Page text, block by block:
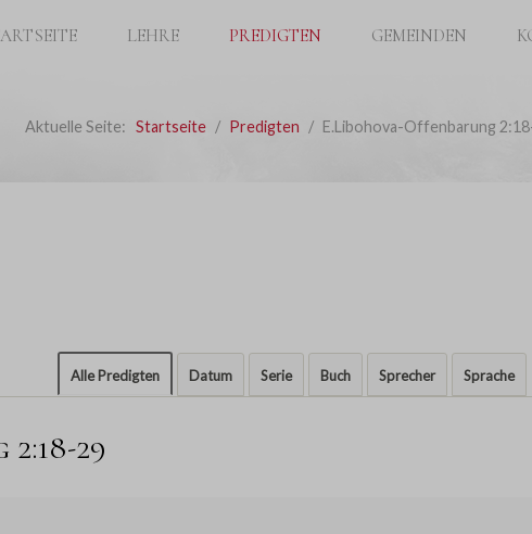
LEHRE PREDIGTEN GEMEINDEN
Aktuelle Seite: Startseite Predigten E.Libohova-Offenbarung
Alle Predigten Datum Serie Buch Sprecher Sprache
29